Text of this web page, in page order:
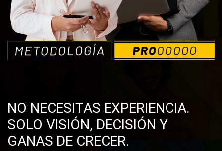
NO NECESITAS EXPERIENCIA.
SOLO VISIÓN, DECISIÓN Y
GANAS DE CRECER.